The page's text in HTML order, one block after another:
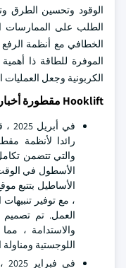
الوقود وتحسين الطرق
الطلب على الممارسات
الخطافي مع أنظمة الرفع
الموفرة للطاقة ذا
الكربونية وجعل العمليات
Hooklift مقطورة أخبار صناعة
رائدا لأنظمة
والتي تتضمن
الأسطول في
الأساطيل بتتبع
، مع توفير
العمل. تم تصميم
والاستدامة ،
اللوجستية